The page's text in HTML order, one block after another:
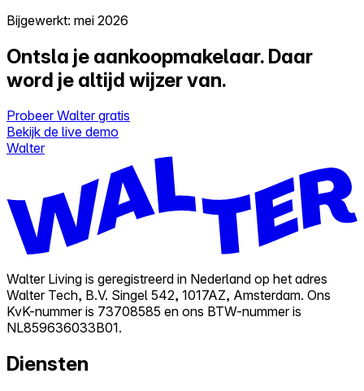
Bijgewerkt: mei 2026
Ontsla je aankoopmakelaar. Daar
word je altijd wijzer van.
Probeer Walter gratis
Bekijk de live demo
Walter
Walter Living is geregistreerd in Nederland op het adres
Walter Tech, B.V. Singel 542, 1017AZ, Amsterdam. Ons
KvK-nummer is 73708585 en ons BTW-nummer is
NL859636033B01.
Diensten